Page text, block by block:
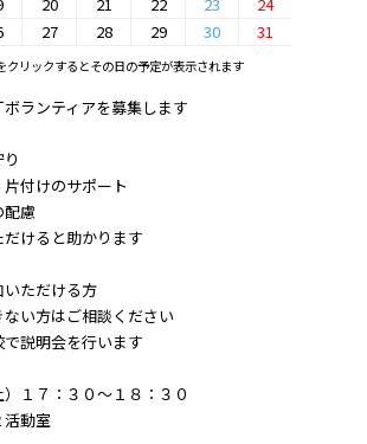
27 28 29 30 31
クリックするとその日の予定が表示されます
ランティアを募集します
付けのサポート
慮
けると助かります
ただける方
い方はご相談ください
説明会を行います
１７：３０～１８：３０
動室